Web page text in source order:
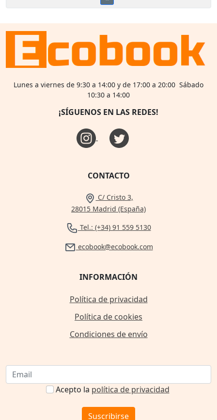
Lunes a viernes de 9:30 a 14:00 y de 17:00 a 20:00 Sábado
10:30 a 14:00
¡SÍGUENOS EN LAS REDES!
CONTACTO
C/ Cristo 3,
28015 Madrid (España)
Tel.: (+34) 91 559 5130
ecobook@ecobook.com
INFORMACIÓN
Política de privacidad
Política de cookies
Condiciones de envío
Acepto la política de privacidad
Suscribirse